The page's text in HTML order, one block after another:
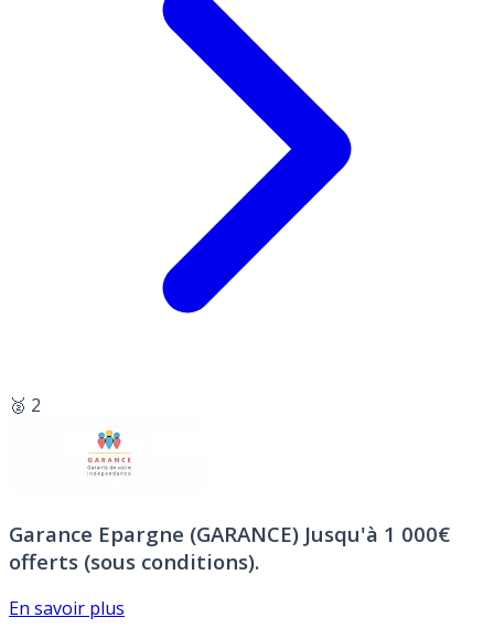
🥈 2
Garance Epargne (GARANCE) Jusqu'à 1 000€
offerts (sous conditions).
En savoir plus